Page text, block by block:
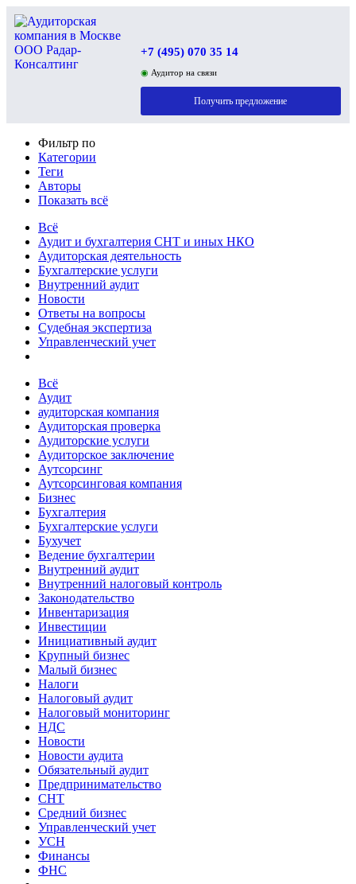
+7 (495) 070 35 14
◉ Аудитор на связи
Получить предложение
Фильтр по
Категории
Теги
Авторы
Показать всё
Всё
Аудит и бухгалтерия СНТ и иных НКО
Аудиторская деятельность
Бухгалтерские услуги
Внутренний аудит
Новости
Ответы на вопросы
Судебная экспертиза
Управленческий учет
Всё
Аудит
аудиторская компания
Аудиторская проверка
Аудиторские услуги
Аудиторское заключение
Аутсорсинг
Аутсорсинговая компания
Бизнес
Бухгалтерия
Бухгалтерские услуги
Бухучет
Ведение бухгалтерии
Внутренний аудит
Внутренний налоговый контроль
Законодательство
Инвентаризация
Инвестиции
Инициативный аудит
Крупный бизнес
Малый бизнес
Налоги
Налоговый аудит
Налоговый мониторинг
НДС
Новости
Новости аудита
Обязательный аудит
Предпринимательство
СНТ
Средний бизнес
Управленческий учет
УСН
Финансы
ФНС